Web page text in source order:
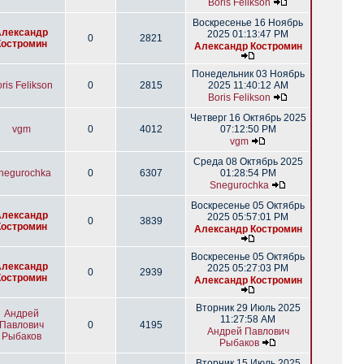
Boris Felikson
0 2821
Воскресенье 16 Ноябрь
2025 01:13:47 PM
Александр Костромин
Felikson 0 2815
Понедельник 03 Ноябрь
2025 11:40:12 AM
Boris Felikson
vgm 0 4012
Четверг 16 Октябрь 2025
07:12:50 PM
vgm
0 6307
Среда 08 Октябрь 2025
01:28:54 PM
Snegurochka
0 3839
Воскресенье 05 Октябрь
2025 05:57:01 PM
Александр Костромин
0 2939
Воскресенье 05 Октябрь
2025 05:27:03 PM
Александр Костромин
Андрей
Павлович
Рыбаков
0 4195
Вторник 29 Июль 2025
11:27:58 AM
Андрей Павлович
Рыбаков